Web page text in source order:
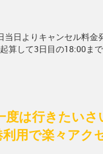
当日よりキャンセル料金
算して3日目の18:00ま
度は行きたい
用で楽々アク